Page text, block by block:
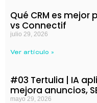
Qué CRM es
vs Connectif
julio 29, 2026
Ver artículo »
#03 Tertulia | IA
mejora anuncios,
mayo 29, 2026